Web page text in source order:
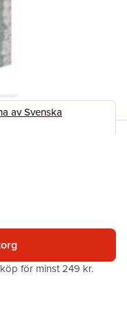
av Svenska
för minst 249 kr.